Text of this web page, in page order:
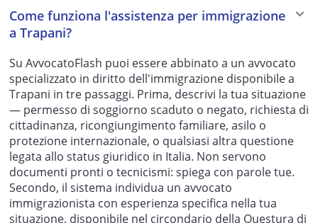
Come funziona l'assistenza per immigrazione
a Trapani?
Su AvvocatoFlash puoi essere abbinato a un avvocato
specializzato in diritto dell'immigrazione disponibile a
Trapani in tre passaggi. Prima, descrivi la tua situazione
— permesso di soggiorno scaduto o negato, richiesta di
cittadinanza, ricongiungimento familiare, asilo o
protezione internazionale, o qualsiasi altra questione
legata allo status giuridico in Italia. Non servono
documenti pronti o tecnicismi: spiega con parole tue.
Secondo, il sistema individua un avvocato
immigrazionista con esperienza specifica nella tua
situazione, disponibile nel circondario della Questura di